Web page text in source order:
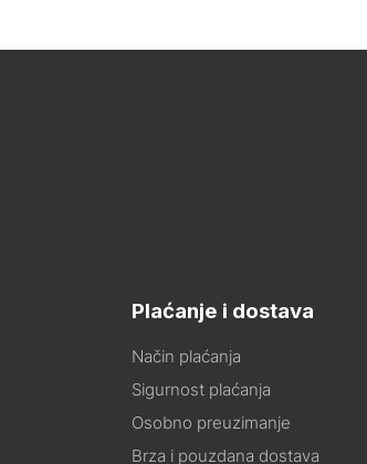
Plaćanje i dostava
Način plaćanja
Sigurnost plaćanja
Osobno preuzimanje
Brza i pouzdana dostava